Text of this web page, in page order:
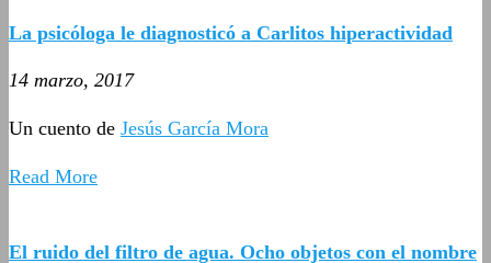
La psicóloga le diagnosticó a Carlitos hiperactividad
14 marzo, 2017
Un cuento de Jesús García Mora
Read More
El ruido del filtro de agua. Ocho objetos con el nombre